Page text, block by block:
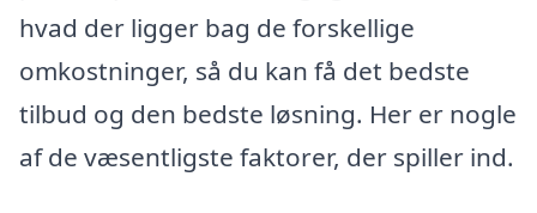
hvad der ligger bag de forskellige
omkostninger, så du kan få det bedste
tilbud og den bedste løsning. Her er nogle
af de væsentligste faktorer, der spiller ind.